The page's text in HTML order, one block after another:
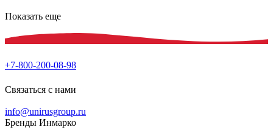
Показать еще
+7-800-200-08-98
Связаться с нами
info@unirusgroup.ru
Бренды Инмарко